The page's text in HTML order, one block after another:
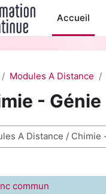
Accueil
Modules A Distance
-
de cours
commun